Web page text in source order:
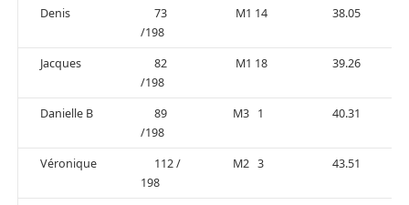
Denis
73
/198
M1 14 38.05
Jacques
82
/198
M1 18 39.26
Danielle B
89
/198
M3 1 40.31
Véronique
112 /
198
M2 3 43.51